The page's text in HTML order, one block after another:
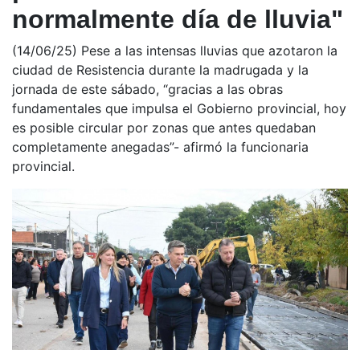
normalmente día de lluvia"
(14/06/25) Pese a las intensas lluvias que azotaron la
ciudad de Resistencia durante la madrugada y la
jornada de este sábado, “gracias a las obras
fundamentales que impulsa el Gobierno provincial, hoy
es posible circular por zonas que antes quedaban
completamente anegadas”- afirmó la funcionaria
provincial.